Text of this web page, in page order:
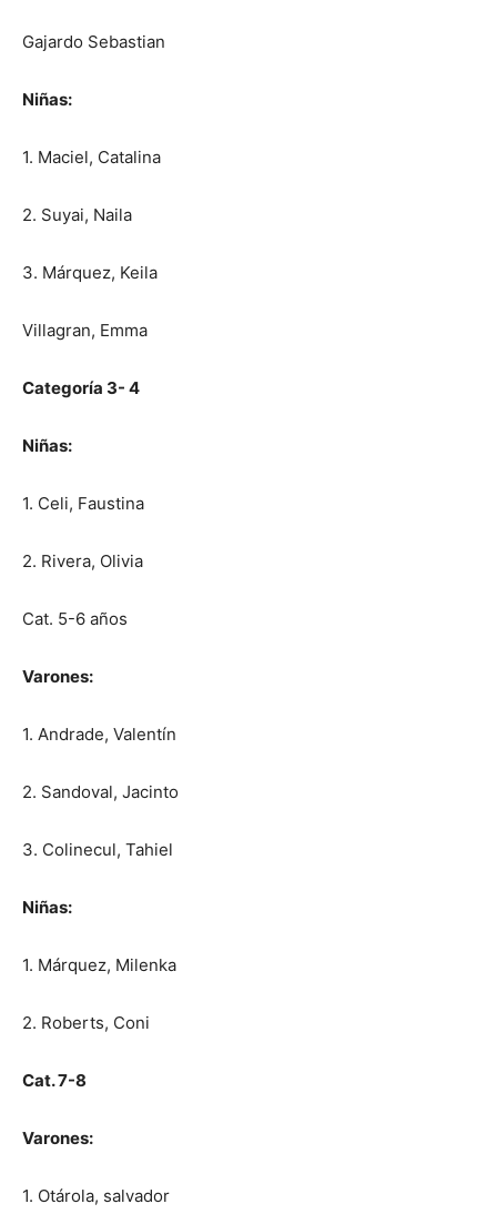
Gajardo Sebastian
Niñas:
1. Maciel, Catalina
2. Suyai, Naila
3. Márquez, Keila
Villagran, Emma
Categoría 3- 4
Niñas:
1. Celi, Faustina
2. Rivera, Olivia
Cat. 5-6 años
Varones:
1. Andrade, Valentín
2. Sandoval, Jacinto
3. Colinecul, Tahiel
Niñas:
1. Márquez, Milenka
2. Roberts, Coni
Cat. 7-8
Varones:
1. Otárola, salvador